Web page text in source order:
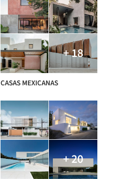
+ 18
CASAS MEXICANAS
+ 20